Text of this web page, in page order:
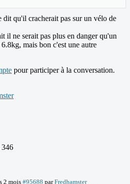
dit qu'il cracherait pas sur un vélo de
il ne serait pas plus en danger qu'un
mais bon c'est une autre
pour participer à la conversation.
346
2 mois #95688 parFredhamster